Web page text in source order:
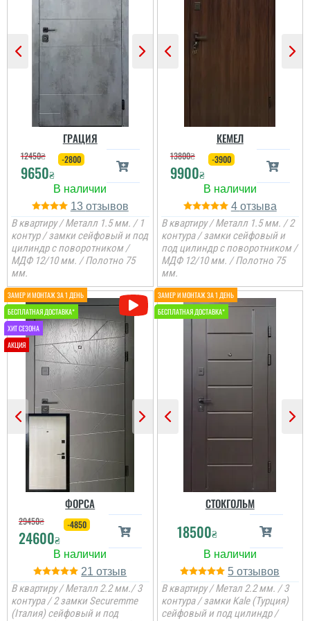
Іван
встановили швидко, все
заробили і зробили як
хотіли
читати всі відгуки
Якісні, гарні двері.
вибору. Дуже дякую!
читати всі відгуки
Олег
Сподобався конструктив
та наповненням. Тут ж
стеродур+мінвата і
фольгоізол ну і
терморозрив. Хлопці
установщик професійні
...
В магазині дуже великий
вибір і дуже
модель. Встановили
читати всі відгуки
ГРАЦИЯ
12450₴
9650₴
-2800
13
В квартиру / Металл 1.5 мм. / 1
контур / замки сейфовый и под
цилиндр с поворотником /
МДФ 12/10 мм. / Полотно 75
мм.
КЕМЕЛ
13800₴
9900₴
-3900
4
В квартиру / Металл 1.5 мм. / 2
контура / замки сейфовый и
под цилиндр с поворотником /
МДФ 12/10 мм. / Полотно 75
мм.
ФОРСА
29450₴
24600₴
-4850
21
В квартиру / Металл 2.2 мм./ 3
контура / 2 замки Securemme
(Італия) сейфовый и под
СТОКГОЛЬМ
18500₴
5
В квартиру / Метал 2.2 мм. / 3
контура / замки Kale (Турция)
сейфовый и под цилиндр /